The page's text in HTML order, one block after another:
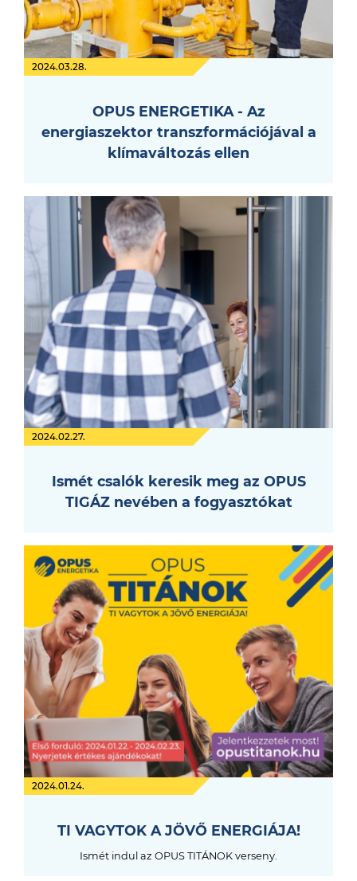
2024.03.28.
OPUS ENERGETIKA - Az
energiaszektor transzformációjával a
klímaváltozás ellen
2024.02.27.
Ismét csalók keresik meg az OPUS
TIGÁZ nevében a fogyasztókat
2024.01.24.
TI VAGYTOK A JÖVŐ ENERGIÁJA!
Ismét indul az OPUS TITÁNOK verseny.